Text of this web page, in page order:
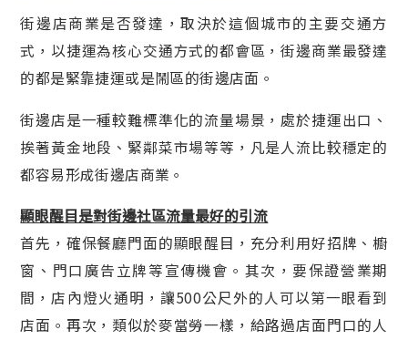
街邊店商業是否發達，取決於這個城市的主要交通方
式，以捷運為核心交通方式的都會區，街邊商業最發達
的都是緊靠捷運或是鬧區的街邊店面。
街邊店是一種較難標準化的流量場景，處於捷運出口、
挨著黃金地段、緊鄰菜市場等等，凡是人流比較穩定的
都容易形成街邊店商業。
顯眼醒目是對街邊社區流量最好的引流
首先，確保餐廳門面的顯眼醒目，充分利用好招牌、櫥
窗、門口廣告立牌等宣傳機會。其次，要保證營業期
間，店內燈火通明，讓500公尺外的人可以第一眼看到
店面。再次，類似於麥當勞一樣，給路過店面門口的人